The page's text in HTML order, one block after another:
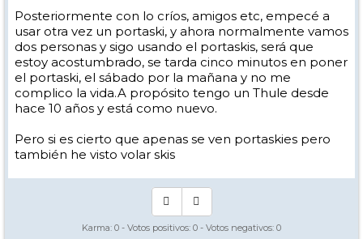
Posteriormente con lo críos, amigos etc, empecé a
usar otra vez un portaski, y ahora normalmente vamos
dos personas y sigo usando el portaskis, será que
estoy acostumbrado, se tarda cinco minutos en poner
el portaski, el sábado por la mañana y no me
complico la vida.A propósito tengo un Thule desde
hace 10 años y está como nuevo.
Pero si es cierto que apenas se ven portaskies pero
también he visto volar skis
Karma: 0 - Votos positivos: 0 - Votos negativos: 0